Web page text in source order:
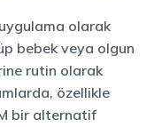
olarak
bebek veya olgun
rutin olarak
özellikle
bir alternatif